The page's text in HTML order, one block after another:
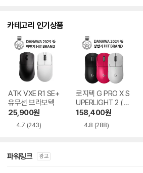
카테고리 인기상품
ATK VXE R1 SE+
유무선 브라보텍
25,900원
4.7 (243)
로지텍 G PRO X S
UPERLIGHT 2 (정
품)
158,400원
4.8 (288)
파워링크 광고